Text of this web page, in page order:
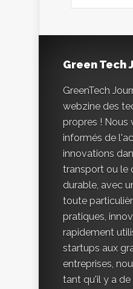
Green Tech
GreenTech
webzine des
propres ! Nous
informés de
innovations
transport ou le
durable, avec
toute
pratiques,
rapidement
startups aux
entreprises,
tant qu'il y a